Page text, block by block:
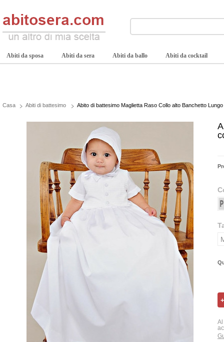
Abiti da sposa Abiti da sera Abiti da ballo Abiti da cocktail
Casa Abiti di battesimo Abito di battesimo Maglietta Raso Collo alto Banchetto
Al